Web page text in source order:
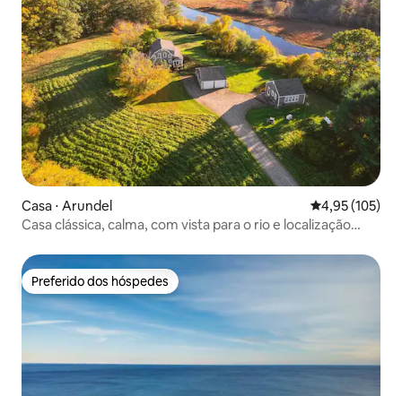
Casa ⋅ Arundel 4,95 de uma
4,95 (105)
Casa clássica, calma, com vista para o rio e localização
Preferido dos hóspedes
Preferido dos hóspedes